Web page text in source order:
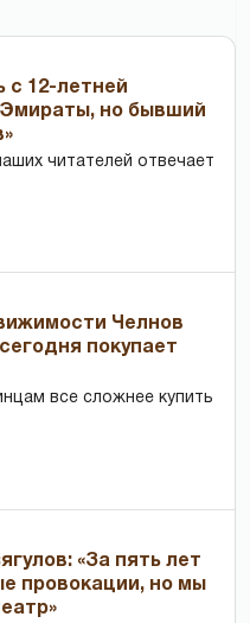
с 12-летней
но бывший
читателей отвечает
Челнов
покупает
все сложнее купить
«За пять лет
провокации, но мы